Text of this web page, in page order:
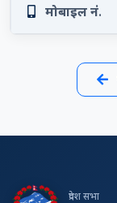
मोबाइल नं.
प्रदेश सभा